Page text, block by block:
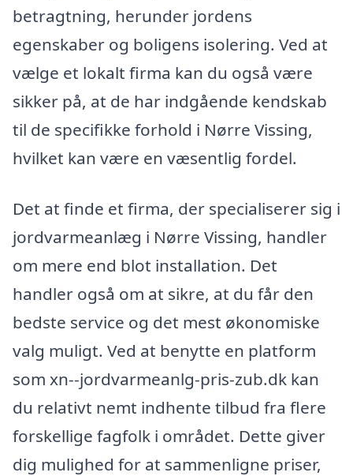
betragtning, herunder jordens
egenskaber og boligens isolering. Ved at
vælge et lokalt firma kan du også være
sikker på, at de har indgående kendskab
til de specifikke forhold i Nørre Vissing,
hvilket kan være en væsentlig fordel.
Det at finde et firma, der specialiserer sig i
jordvarmeanlæg i Nørre Vissing, handler
om mere end blot installation. Det
handler også om at sikre, at du får den
bedste service og det mest økonomiske
valg muligt. Ved at benytte en platform
som xn--jordvarmeanlg-pris-zub.dk kan
du relativt nemt indhente tilbud fra flere
forskellige fagfolk i området. Dette giver
dig mulighed for at sammenligne priser,